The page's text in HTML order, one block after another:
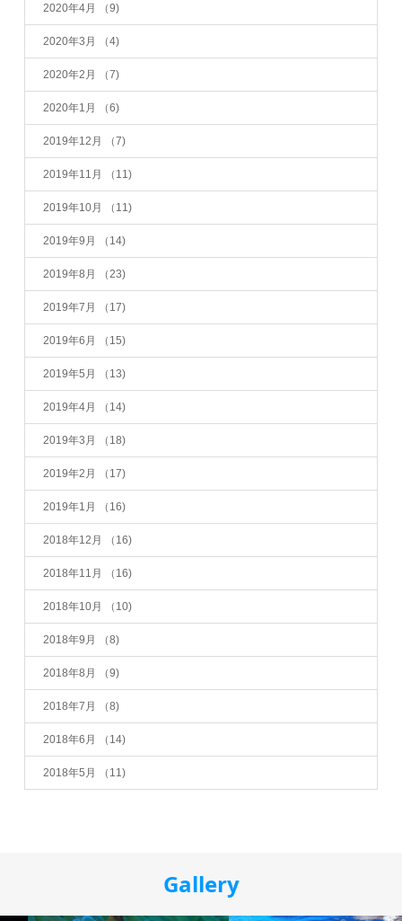
2020年4月 （9)
2020年3月 （4)
2020年2月 （7)
2020年1月 （6)
2019年12月 （7)
2019年11月 （11)
2019年10月 （11)
2019年9月 （14)
2019年8月 （23)
2019年7月 （17)
2019年6月 （15)
2019年5月 （13)
2019年4月 （14)
2019年3月 （18)
2019年2月 （17)
2019年1月 （16)
2018年12月 （16)
2018年11月 （16)
2018年10月 （10)
2018年9月 （8)
2018年8月 （9)
2018年7月 （8)
2018年6月 （14)
2018年5月 （11)
Gallery